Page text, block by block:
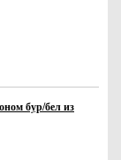
бур/бел из